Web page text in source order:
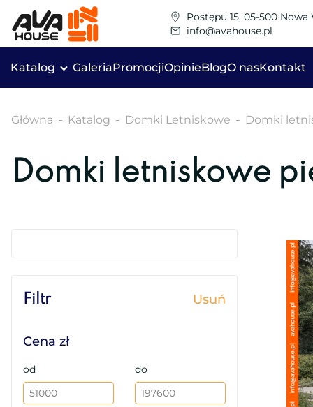
Postępu 15, 05-500 Nowa
info@avahouse.pl
Katalog GaleriaPromocjiOpinieBlogO nasKontakt
Główna Katalog Domki Letniskowe Domki
Domki letniskowe
Filtr Usuń
Cena zł
od do